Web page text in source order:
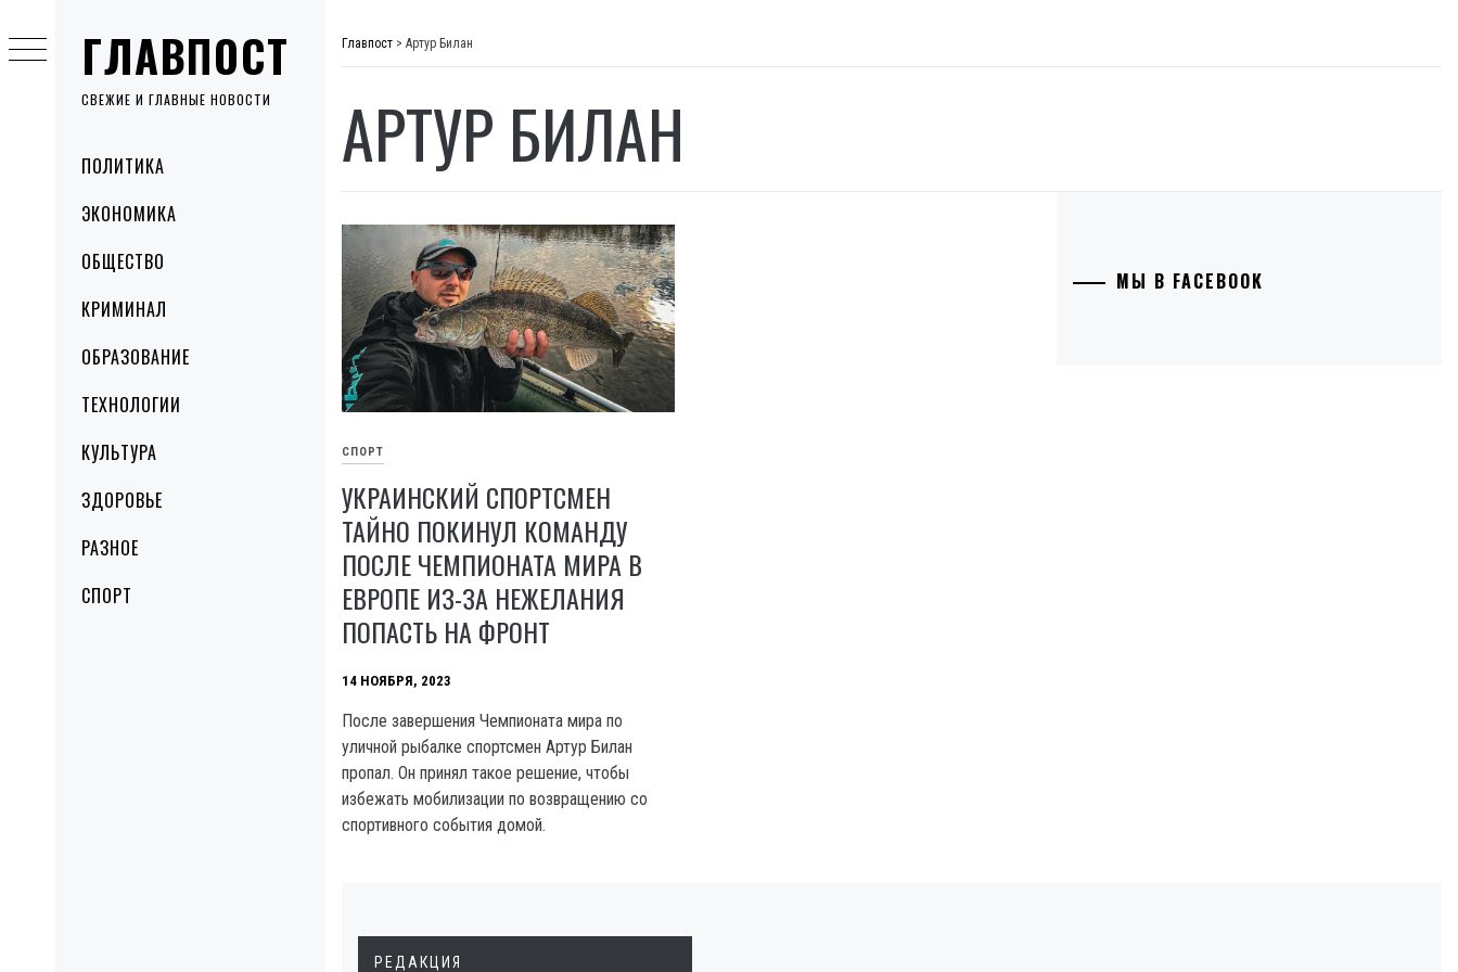
ГЛАВПОСТ
СВЕЖИЕ И ГЛАВНЫЕ НОВОСТИ
MenuПОЛИТИКА
ЭКОНОМИКА
ОБЩЕСТВО
КРИМИНАЛ
ОБРАЗОВАНИЕ
ТЕХНОЛОГИИ
КУЛЬТУРА
ЗДОРОВЬЕ
РАЗНОЕ
СПОРТ
to
content
Главпост > Артур Билан
АРТУР БИЛАН
СПОРТ
УКРАИНСКИЙ СПОРТСМЕН
ТАЙНО ПОКИНУЛ КОМАНДУ
ПОСЛЕ ЧЕМПИОНАТА МИРА В
ЕВРОПЕ ИЗ-ЗА НЕЖЕЛАНИЯ
ПОПАСТЬ НА ФРОНТ
14 НОЯБРЯ, 2023
После завершения Чемпионата мира по
уличной рыбалке спортсмен Артур Билан
пропал. Он принял такое решение, чтобы
избежать мобилизации по возвращению со
спортивного события домой.
МЫ В FACEBOOK
РЕДАКЦИЯ